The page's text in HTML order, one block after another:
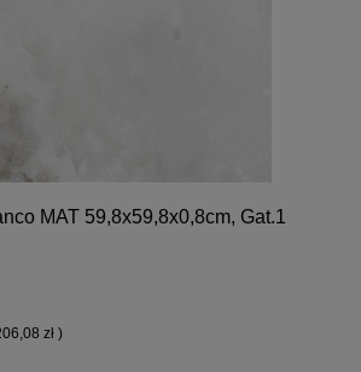
MAT 59,8x59,8x0,8cm, Gat.1
zł )